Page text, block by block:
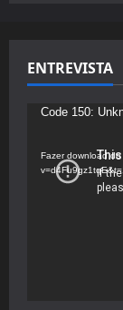
ENTREVISTA
Tocador
vídeo
Code 150:
Fazer download